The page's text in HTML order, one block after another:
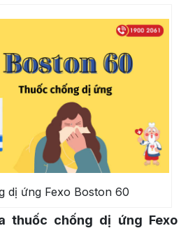
dị ứng Fexo Boston 60
thuốc chống dị ứng Fexo